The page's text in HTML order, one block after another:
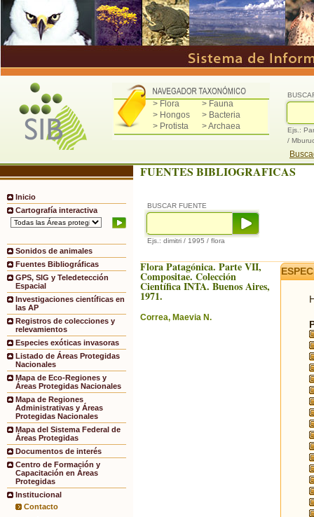
> Flora
> Fauna
> Hongos
> Bacteria
> Protista
> Archaea
Ejs.:
/
Inicio
Cartografía interactiva
Sonidos de animales
Fuentes Bibliográficas
GPS, SIG y Teledetección
Espacial
Investigaciones científicas en
las AP
Registros de colecciones y
relevamientos
Especies exóticas invasoras
Listado de Áreas Protegidas
Nacionales
Mapa de Eco-Regiones y
Áreas Protegidas Nacionales
Mapa de Regiones
Administrativas y Áreas
Protegidas Nacionales
Mapa del Sistema Federal de
Áreas Protegidas
Documentos de interés
Centro de Formación y
Capacitación en Áreas
Protegidas
Institucional
Contacto
FUENTES BIBLIOGRAFICAS
BUSCAR FUENTE
Ejs.: dimitri / 1995 / flora
Flora Patagónica. Parte VII,
Compositae. Colección
Científica INTA. Buenos Aires,
1971.
Correa, Maevia N.